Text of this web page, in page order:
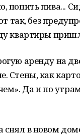
попить пива...
так, без
квартиры
аренду на
Стены, как
Да и по
в новом